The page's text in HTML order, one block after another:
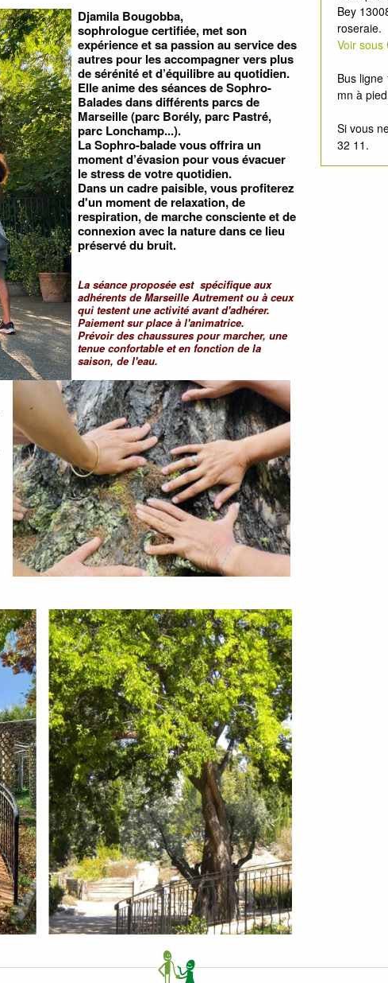
Djamila Bougobba,
sophrologue certifiée, met son
expérience et sa passion au service des
autres pour les accompagner vers plus
de sérénité et d’équilibre au quotidien.
Elle anime des séances de Sophro-
Balades dans différents parcs de
Marseille (parc Borély, parc Pastré,
parc Lonchamp...).
La Sophro-balade vous offrira un
moment d’évasion pour vous évacuer
le stress de votre quotidien.
Dans un cadre paisible, vous profiterez
d'un moment de relaxation, de
respiration, de marche consciente et de
connexion avec la nature dans ce lieu
préservé du bruit.
La séance proposée est spécifique aux
adhérents de Marseille Autrement ou à ceux
qui testent une activité avant d'adhérer.
Paiement sur place à l'animatrice.
Prévoir des chaussures pour marcher, une
tenue confortable et en fonction de la
saison, de l'eau.
Bey
roseraie.
Voir sous
Bus ligne
mn à
Si vous
32 11.